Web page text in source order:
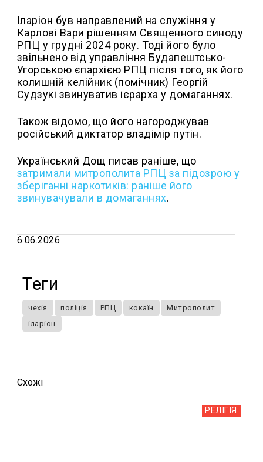
Іларіон був направлений на служіння у
Карлові Вари рішенням Священного синоду
РПЦ у грудні 2024 року. Тоді його було
звільнено від управління Будапештсько-
Угорською єпархією РПЦ після того, як його
колишній келійник (помічник) Георгій
Судзукі звинуватив ієрарха у домаганнях.
Також відомо, що його нагороджував
російський диктатор владімір путін.
Український Дощ писав раніше, що
затримали митрополита РПЦ за підозрою у
зберіганні наркотиків: раніше його
звинувачували в домаганнях.
6.06.2026
Теги
чехія поліція РПЦ кокаїн
Митрополит
іларіон
Схожi
РЕЛІГІЯ